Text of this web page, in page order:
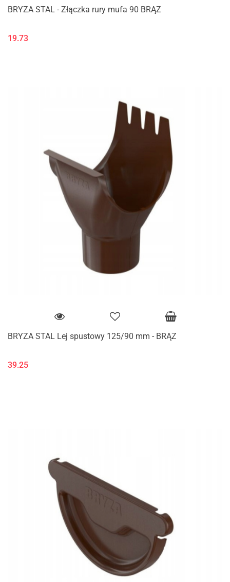
BRYZA STAL - Złączka rury mufa 90 BRĄZ
19.73
BRYZA STAL Lej spustowy 125/90 mm - BRĄZ
39.25